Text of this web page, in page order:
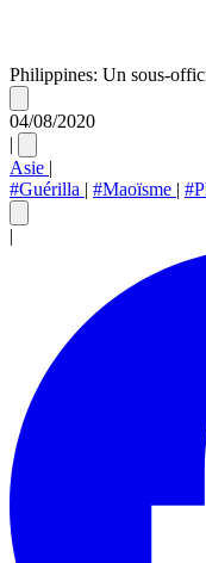
Philippines: Un sous-
04/08/2020
|
Asie |
#Guérilla | #Maoïsme |
|